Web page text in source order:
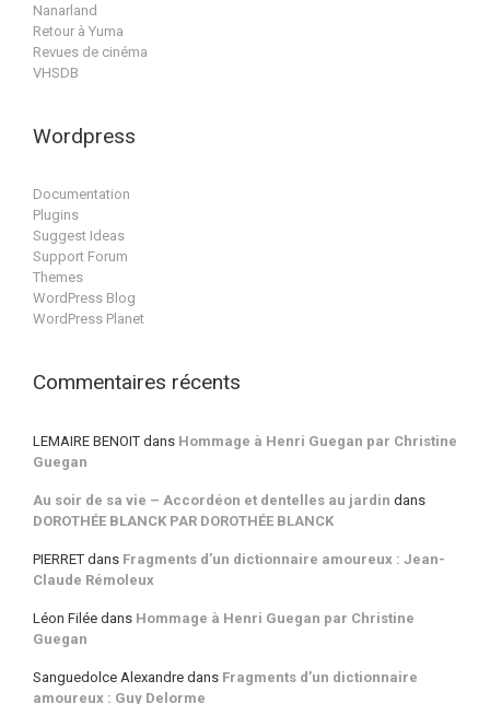
Nanarland
Retour à Yuma
Revues de cinéma
VHSDB
Wordpress
Documentation
Plugins
Suggest Ideas
Support Forum
Themes
WordPress Blog
WordPress Planet
Commentaires récents
LEMAIRE BENOIT dans Hommage à Henri Guegan par Christine
Guegan
Au soir de sa vie – Accordéon et dentelles au jardin dans
DOROTHÉE BLANCK PAR DOROTHÉE BLANCK
PIERRET dans Fragments d’un dictionnaire amoureux : Jean-
Claude Rémoleux
Léon Filée dans Hommage à Henri Guegan par Christine
Guegan
Sanguedolce Alexandre dans Fragments d’un dictionnaire
amoureux : Guy Delorme